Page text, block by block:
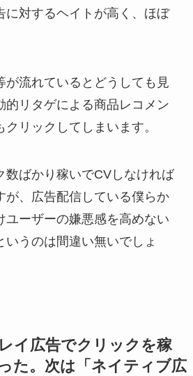
に対するヘイトが高く、ほぼ
が流れているとどうしても見
的リタゲによる商品レコメン
クリックしてしまいます。
数ばかり稼いでCVしなければ
が、広告配信している僕らか
ユーザーの嫌悪感を高めない
いうのは間違い無いでしょ
イ広告でクリックを稼
た。次は「ネイティブ広